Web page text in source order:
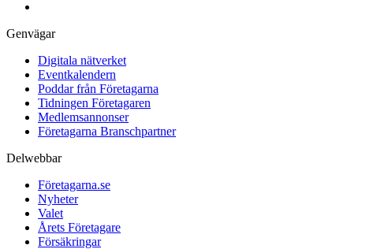
Genvägar
Digitala nätverket
Eventkalendern
Poddar från Företagarna
Tidningen Företagaren
Medlemsannonser
Företagarna Branschpartner
Delwebbar
Företagarna.se
Nyheter
Valet
Årets Företagare
Försäkringar